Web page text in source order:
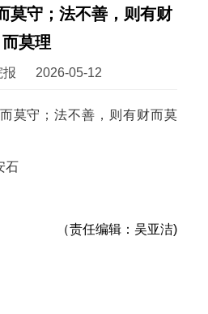
莫守；法不善，则有财
而莫理
报 2026-05-12
守；法不善，则有财而莫
（责任编辑：吴亚洁)